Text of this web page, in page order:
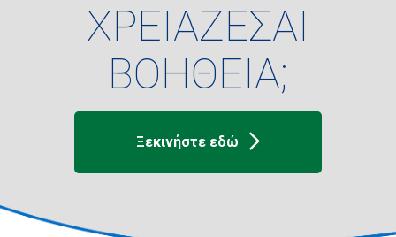
ΧΡΕΙΑΖΕΣΑΙ
ΒΟΗΘΕΙΑ;
Ξεκινήστε εδώ